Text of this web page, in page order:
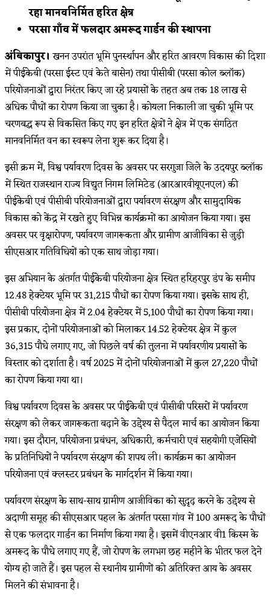
रहा मानवनिर्मित हरित क्षेत्र
परसा गाँव में फलदार अमरूद गार्डन की स्थापना
अंबिकापुर। खनन उपरांत भूमि पुनर्स्थापन और हरित आवरण विकास की दिशा
में पीईकेबी (परसा ईस्ट एवं केते बासेन) तथा पीसीबी (परसा कोल ब्लॉक)
परियोजनाओं द्वारा निरंतर किए जा रहे प्रयासों के तहत अब तक 18 लाख से
अधिक पौधों का रोपण किया जा चुका है। कोयला निकाली जा चुकी भूमि पर
चरणबद्ध रूप से विकसित किए गए इन हरित क्षेत्रों ने क्षेत्र में एक संगठित
मानवनिर्मित वन का स्वरूप लेना शुरू कर दिया है।
इसी क्रम में, विश्व पर्यावरण दिवस के अवसर पर सरगुजा जिले के उदयपुर ब्लॉक
में स्थित राजस्थान राज्य विद्युत निगम लिमिटेड (आरआरवीयूएनएल) की
पीईकेबी एवं पीसीबी परियोजनाओं द्वारा पर्यावरण संरक्षण और सामुदायिक
विकास को केंद्र में रखते हुए विभिन्न कार्यक्रमों का आयोजन किया गया। इस
अवसर पर वृक्षारोपण, पर्यावरण जागरूकता और ग्रामीण आजीविका से जुड़ी
सीएसआर गतिविधियों को एक साथ जोड़ा गया।
इस अभियान के अंतर्गत पीईकेबी परियोजना क्षेत्र स्थित हरिहरपुर डंप के समीप
12.48 हेक्टेयर भूमि पर 31,215 पौधों का रोपण किया गया। इसके साथ ही,
पीसीबी परियोजना क्षेत्र में 2.04 हेक्टेयर में 5,100 पौधों का रोपण किया गया।
इस प्रकार, दोनों परियोजनाओं को मिलाकर 14.52 हेक्टेयर क्षेत्र में कुल
36,315 पौधे लगाए गए, जो पिछले वर्ष की तुलना में पर्यावरणीय प्रयासों के
विस्तार को दर्शाता है। वर्ष 2025 में दोनों परियोजनाओं में कुल 27,220 पौधों
का रोपण किया गया था।
विश्व पर्यावरण दिवस के अवसर पर पीईकेबी एवं पीसीबी परिसरों में पर्यावरण
संरक्षण को लेकर जागरूकता बढ़ाने के उद्देश्य से पैदल मार्च का आयोजन किया
गया। इस दौरान, परियोजना प्रबंधन, अधिकारी, कर्मचारी एवं सहयोगी एजेंसियों
के प्रतिनिधियों ने पर्यावरण संरक्षण की शपथ ली। कार्यक्रम का आयोजन
परियोजना एवं क्लस्टर प्रबंधन के मार्गदर्शन में किया गया।
पर्यावरण संरक्षण के साथ-साथ ग्रामीण आजीविका को सुदृढ़ करने के उद्देश्य से
अदाणी समूह की सीएसआर पहल के अंतर्गत परसा गांव में 100 अमरूद के पौधों
से एक फलदार गार्डन का निर्माण किया गया है। इसमें वीएनआर वी1 किस्म के
अमरूद के पौधे लगाए गए हैं, जो रोपण के लगभग छह महीने के भीतर फल देने
योग्य हो जाते हैं। इस पहल से स्थानीय ग्रामीणों को अतिरिक्त आय के अवसर
मिलने की संभावना है।